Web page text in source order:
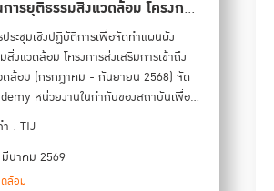
ารยุติธรรมสิ่งแวดล้อม โครงการ
ถึงความยุติธรรมสิ่งแวดล้อม
ระชุมเชิงปฏิบัติการเพื่อจัดทำแผนผัง
สิ่งแวดล้อม โครงการส่งเสริมการเข้าถึง
ดล้อม (กรกฎาคม - กันยายน 2568) จัด
หน่วยงานในกำกับของสถาบันเพื่อ
เทศไทย (TIJ) ที่ได้จัดทำหลักสูตรความ
ละสิทธิมนุษยชน การพัฒนาองค์ความรู้
อม และการจัดเวทีสัมมนาความร่วมมือใน
คเอเชียตะวันออกเฉียงใต้ เพื่อเสริม
: TIJ
นาคม 2569
ล้อม